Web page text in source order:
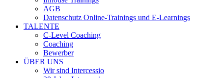
AGB
Datenschutz Online-Trainings und E-Learnings
TALENTE
C-Level Coaching
Coaching
Bewerber
ÜBER UNS
Wir sind Intercessio